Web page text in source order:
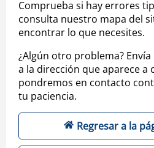
Comprueba si hay errores
consulta nuestro mapa del
encontrar lo que necesites.
¿Algún otro problema?
a la dirección que aparece a
pondremos en contacto
tu paciencia.
Regresar a la